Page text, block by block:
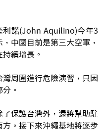
利諾(John Aquilino)今年3
中國目前是第三大空軍，
續增長。
周圍進行危險演習，只因
。
保護台灣外，還將幫助駐
方。接下來沖繩基地將逐步